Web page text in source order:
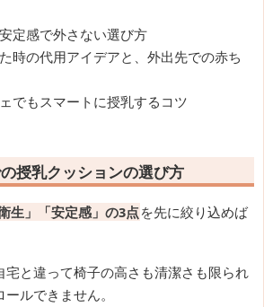
定感で外さない選び方
時の代用アイデアと、外出先での赤ち
でもスマートに授乳するコツ
授乳クッションの選び方
生」「安定感」の3点 を先に絞り込めば
宅と違って椅子の高さも清潔さも限られ
ルできません。